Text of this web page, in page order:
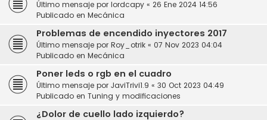
Último mensaje por lordcapy « 26 Ene 2024 14:56
Publicado en Mecánica
Problemas de encendido inyectores 2017
Último mensaje por Roy_otrik « 07 Nov 2023 04:04
Publicado en Mecánica
Poner leds o rgb en el cuadro
Último mensaje por JaviTrivi1.9 « 30 Oct 2023 04:49
Publicado en Tuning y modificaciones
¿Dolor de cuello lado izquierdo?